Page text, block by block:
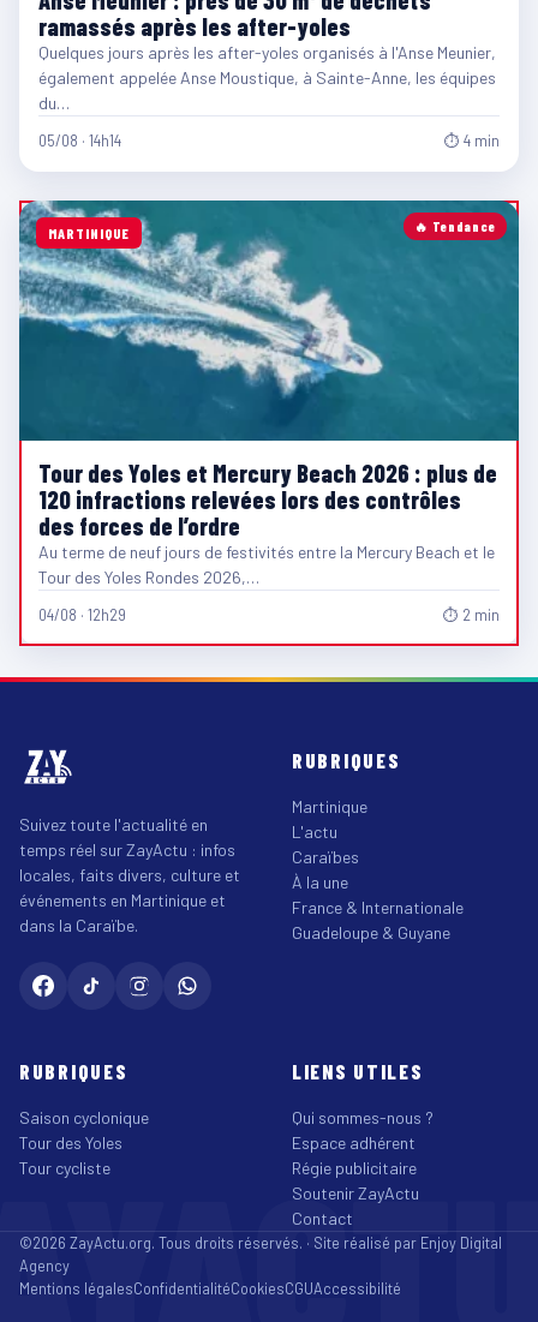
ramassés après les after-yoles
Quelques jours après les after-yoles organisés à l'Anse Meunier,
également appelée Anse Moustique, à Sainte-Anne, les équipes
du…
05/08 · 14h14 ⏱ 4 min
🔥 Tendance
MARTINIQUE
Tour des Yoles et Mercury Beach 2026 : plus de
120 infractions relevées lors des contrôles
des forces de l’ordre
Au terme de neuf jours de festivités entre la Mercury Beach et le
Tour des Yoles Rondes 2026,…
04/08 · 12h29 ⏱ 2 min
Suivez toute l'actualité en
temps réel sur ZayActu : infos
locales, faits divers, culture et
événements en Martinique et
dans la Caraïbe.
RUBRIQUES
Martinique
L'actu
Caraïbes
À la une
France & Internationale
Guadeloupe & Guyane
RUBRIQUES
Saison cyclonique
Tour des Yoles
Tour cycliste
LIENS UTILES
Qui sommes-nous ?
Espace adhérent
Régie publicitaire
Soutenir ZayActu
Contact
©2026 ZayActu.org. Tous droits réservés. · Site réalisé par Enjoy Digital
Agency
Mentions légalesConfidentialitéCookiesCGUAccessibilité